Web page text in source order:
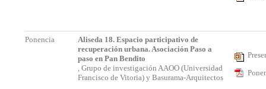
Ponencia
Aliseda 18. Espacio participativo de
recuperación urbana. Asociación Paso a
paso en Pan Bendito
, Grupo de investigación AAOO (Universidad
Francisco de Vitoria) y Basurama-Arquitectos